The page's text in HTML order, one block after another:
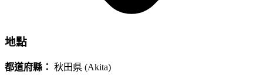
地點
都道府縣： 秋田県 (Akita)